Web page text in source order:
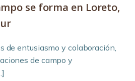
se forma en Loreto,
de entusiasmo y colaboración,
de campo y